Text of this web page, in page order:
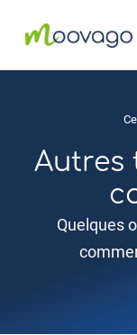
Autres
Quelques